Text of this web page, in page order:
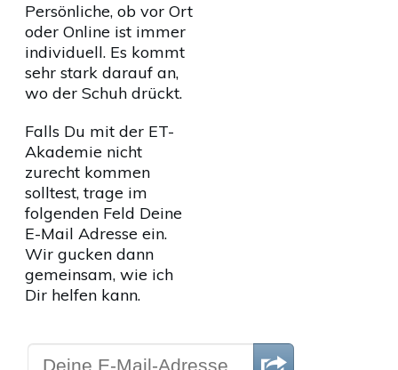
Persönliche, ob vor Ort
oder Online ist immer
individuell. Es kommt
sehr stark darauf an,
wo der Schuh drückt.
Falls Du mit der ET-
Akademie nicht
zurecht kommen
solltest, trage im
folgenden Feld Deine
E-Mail Adresse ein.
Wir gucken dann
gemeinsam, wie ich
Dir helfen kann.